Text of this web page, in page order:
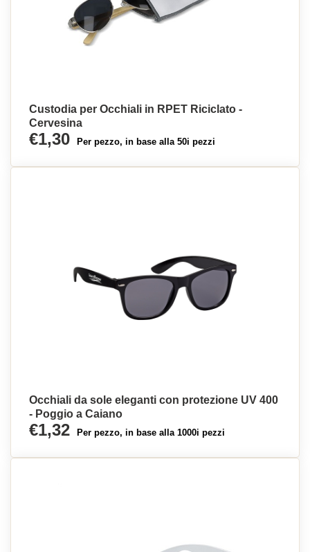
Custodia per Occhiali in RPET Riciclato -
Cervesina
€1,30 Per pezzo, in base alla 50i pezzi
Occhiali da sole eleganti con protezione UV 400
- Poggio a Caiano
€1,32 Per pezzo, in base alla 1000i pezzi